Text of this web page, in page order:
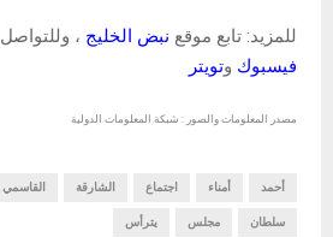
للمزيد: تابع موقع نبض الخليج ،
فيسبوك وتويتر
مصدر المعلومات والصور : شبكة المعلومات الدولية
أحمد أمناء اجتماع الشارقة القاسمي
سلطان مجلس يترأس